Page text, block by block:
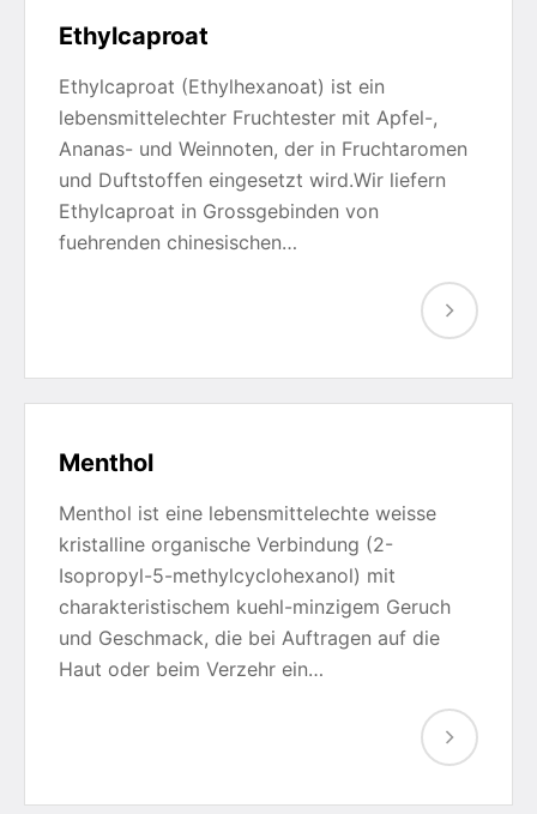
Ethylcaproat
Ethylcaproat (Ethylhexanoat) ist ein
lebensmittelechter Fruchtester mit Apfel-,
Ananas- und Weinnoten, der in Fruchtaromen
und Duftstoffen eingesetzt wird.Wir liefern
Ethylcaproat in Grossgebinden von
fuehrenden chinesischen…
Menthol
Menthol ist eine lebensmittelechte weisse
kristalline organische Verbindung (2-
Isopropyl-5-methylcyclohexanol) mit
charakteristischem kuehl-minzigem Geruch
und Geschmack, die bei Auftragen auf die
Haut oder beim Verzehr ein…